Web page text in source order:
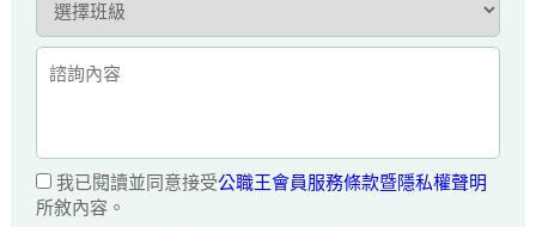
我已閱讀並同意接受公職王會員服務條款暨隱私權聲明
所敘內容。